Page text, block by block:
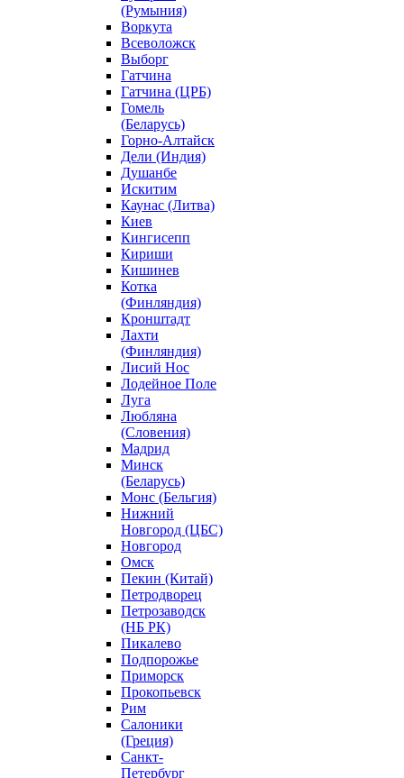
(Румыния)
Воркута
Всеволожск
Выборг
Гатчина
Гатчина (ЦРБ)
Гомель
(Беларусь)
Горно-Алтайск
Дели (Индия)
Душанбе
Искитим
Каунас (Литва)
Киев
Кингисепп
Кириши
Кишинев
Котка
(Финляндия)
Кронштадт
Лахти
(Финляндия)
Лисий Нос
Лодейное Поле
Луга
Любляна
(Словения)
Мадрид
Минск
(Беларусь)
Монс (Бельгия)
Нижний
Новгород (ЦБС)
Новгород
Омск
Пекин (Китай)
Петродворец
Петрозаводск
(НБ РК)
Пикалево
Подпорожье
Приморск
Прокопьевск
Рим
Салоники
(Греция)
Санкт-
Петербург